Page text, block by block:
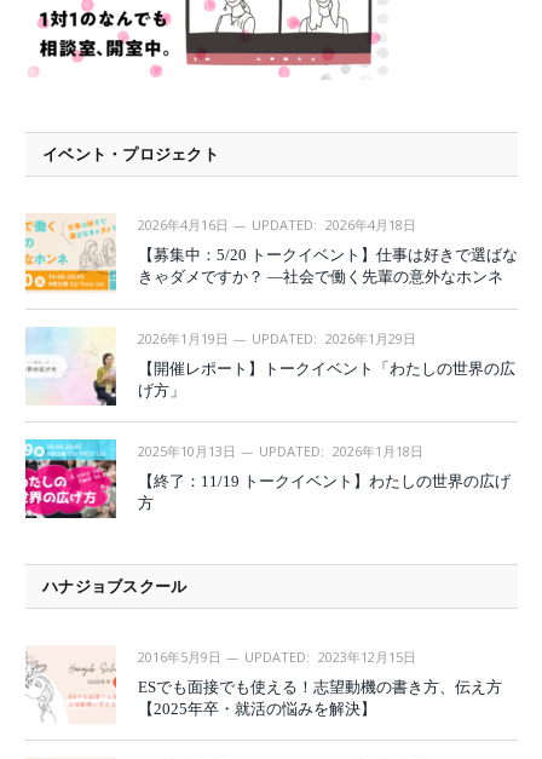
イベント・プロジェクト
2026年4月16日 UPDATED: 2026年4月18日
【募集中：5/20 トークイベント】仕事は好きで選ばな
きゃダメですか？ —社会で働く先輩の意外なホンネ
2026年1月19日 UPDATED: 2026年1月29日
【開催レポート】トークイベント「わたしの世界の広
げ方」
2025年10月13日 UPDATED: 2026年1月18日
【終了：11/19 トークイベント】わたしの世界の広げ
方
ハナジョブスクール
2016年5月9日 UPDATED: 2023年12月15日
ESでも面接でも使える！志望動機の書き方、伝え方
【2025年卒・就活の悩みを解決】